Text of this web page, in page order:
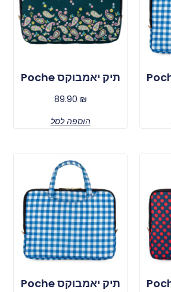
תיק יאמבוקס Poche
89.90 ₪
הוספה לסל
תיק יאמבוקס Poche